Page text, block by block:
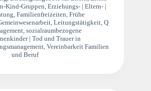
Kind-Gruppen,Erziehungs- | Eltern- |
,Familienfreizeiten,Frühe
,Leitungstätigkeit,Q
,sozialraumbezogene
| Tod und Trauer in
, Vereinbarkeit Familien
und Beruf